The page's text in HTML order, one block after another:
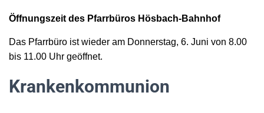
Öffnungszeit des Pfarrbüros Hösbach-Bahnhof
Das Pfarrbüro ist wieder am Donnerstag, 6. Juni von 8.00
bis 11.00 Uhr geöffnet.
Krankenkommunion